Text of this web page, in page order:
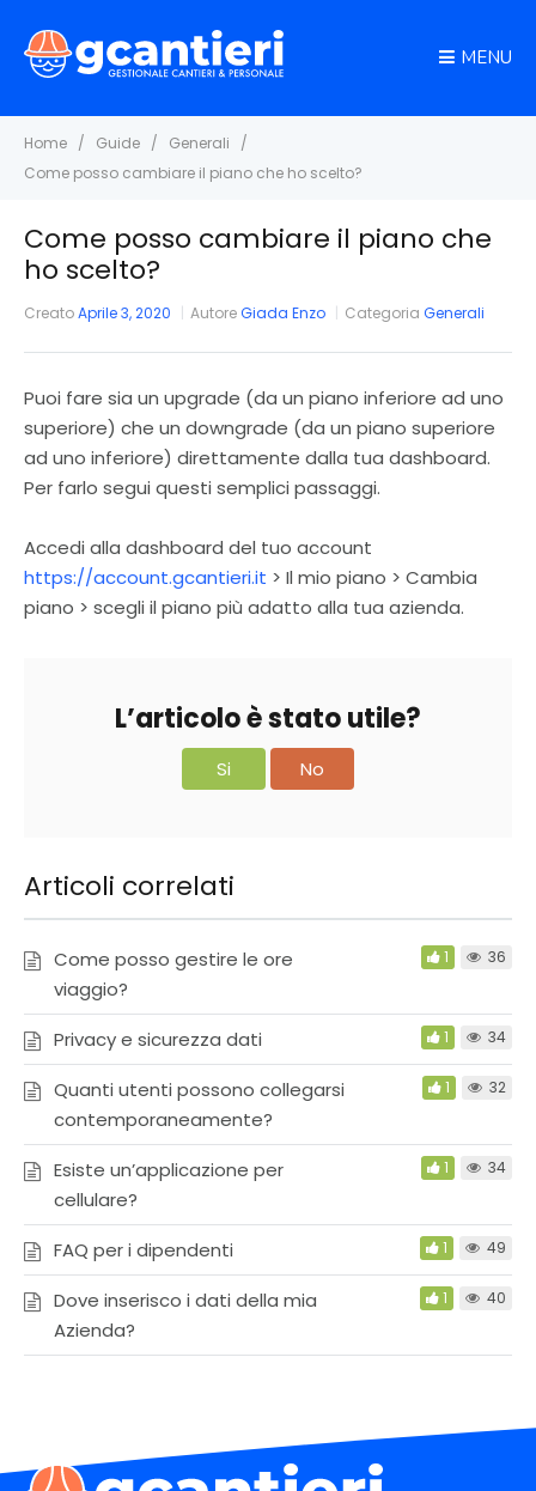
MENU
Home Guide
Generali
Come posso cambiare il piano che ho scelto?
Come posso cambiare il piano che
ho scelto?
CreatoAprile 3, 2020 AutoreGiada Enzo Categoria Generali
Puoi fare sia un upgrade (da un piano inferiore ad uno
superiore) che un downgrade (da un piano superiore
ad uno inferiore) direttamente dalla tua dashboard.
Per farlo segui questi semplici passaggi.
Accedi alla dashboard del tuo account
https://account.gcantieri.it > Il mio piano > Cambia
piano > scegli il piano più adatto alla tua azienda.
L’articolo è stato utile?
Si No
Articoli correlati
Come posso gestire le ore
viaggio?
1 36
Privacy e sicurezza dati 1 34
Quanti utenti possono collegarsi
contemporaneamente?
1 32
Esiste un’applicazione per
cellulare?
1 34
FAQ per i dipendenti 1 49
Dove inserisco i dati della mia
Azienda?
1 40